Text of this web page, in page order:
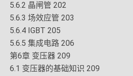
5.6.2 晶闸管 202
5.6.3 场效应管 203
5.6.4 IGBT 205
5.6.5 集成电路 206
第6章 变压器 209
6.1 变压器的基础知识 209